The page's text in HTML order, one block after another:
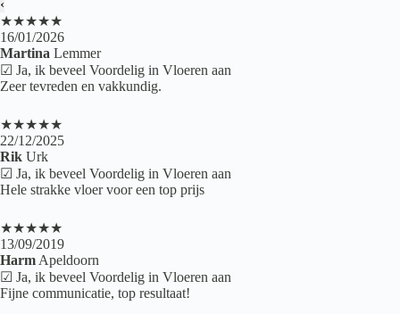
‹
★★★★★
16/01/2026
Martina Lemmer
☑ Ja, ik beveel Voordelig in Vloeren aan
Zeer tevreden en vakkundig.
★★★★★
22/12/2025
Rik Urk
☑ Ja, ik beveel Voordelig in Vloeren aan
Hele strakke vloer voor een top prijs
★★★★★
13/09/2019
Harm Apeldoorn
☑ Ja, ik beveel Voordelig in Vloeren aan
Fijne communicatie, top resultaat!